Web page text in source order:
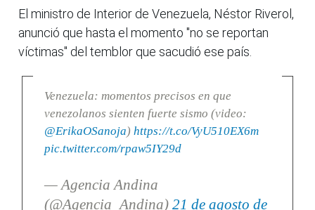
El ministro de Interior de Venezuela, Néstor Riverol,
anunció que hasta el momento "no se reportan
víctimas" del temblor que sacudió ese país.
Venezuela: momentos precisos en que
venezolanos sienten fuerte sismo (video:
@ErikaOSanoja) https://t.co/VyU510EX6m
pic.twitter.com/rpaw5IY29d
— Agencia Andina
(@Agencia_Andina) 21 de agosto de